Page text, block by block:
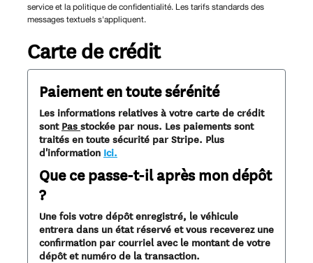
service et la politique de confidentialité. Les tarifs standards des
messages textuels s'appliquent.
Carte de crédit
Paiement en toute sérénité
Les informations relatives à votre carte de crédit
sont Pas stockée par nous. Les paiements sont
traités en toute sécurité par Stripe. Plus
d'information Ici.
Que ce passe-t-il après mon dépôt
?
Une fois votre dépôt enregistré, le véhicule
entrera dans un état réservé et vous receverez une
confirmation par courriel avec le montant de votre
dépôt et numéro de la transaction.